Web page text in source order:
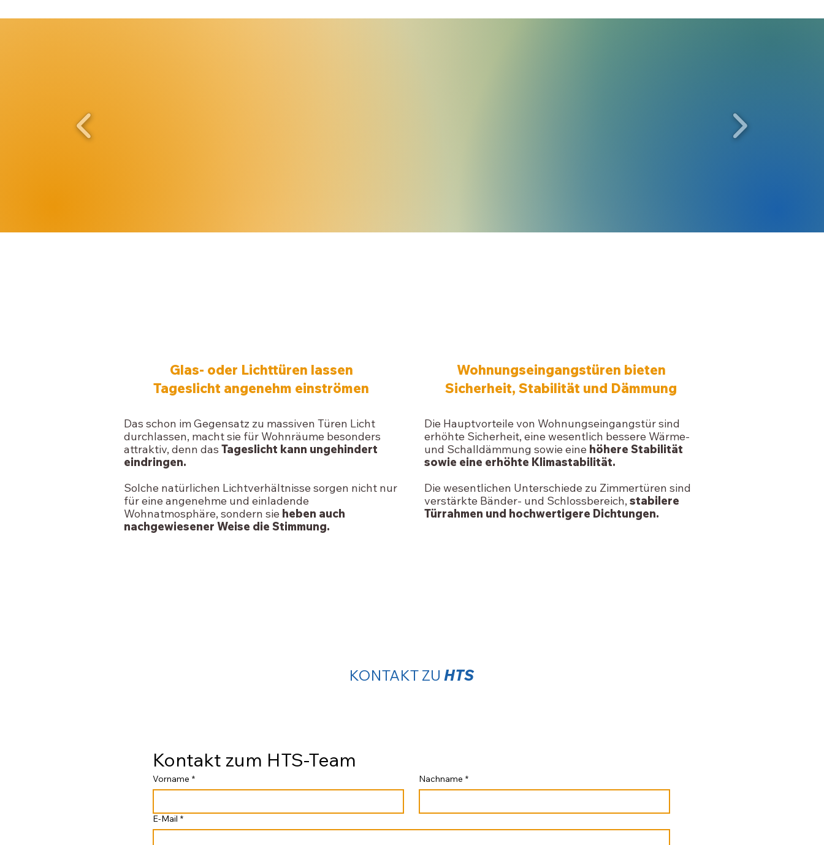
Glas- oder Lichttüren lassen
Tageslicht angenehm einströmen
Das schon im Gegensatz zu massiven Türen Licht
durchlassen, macht sie für Wohnräume besonders
attraktiv, denn das Tageslicht kann ungehindert
eindringen.
Solche natürlichen Lichtverhältnisse sorgen nicht nur
für eine angenehme und einladende
Wohnatmosphäre, sondern sieheben auch
nachgewiesener Weise die Stimmung.
Wohnungseingangstüren bieten
Sicherheit, Stabilität und Dämmung
Die Hauptvorteile von Wohnungseingangstür sind
erhöhte Sicherheit, eine wesentlich bessere Wärme-
und Schalldämmung sowie eine höhere Stabilität
sowie eine erhöhte Klimastabilität.
Die wesentlichen Unterschiede zu Zimmertüren sind
verstärkte Bänder- und Schlossbereich, stabilere
Türrahmen und hochwertigere Dichtungen.
KONTAKT ZU HTS
Kontakt zum HTS-Team
Vorname * Nachname *
E-Mail *